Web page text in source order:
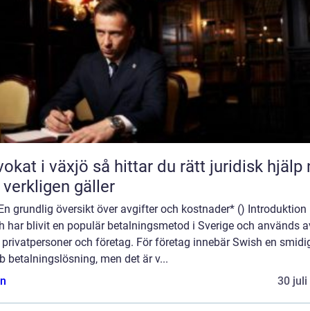
så hittar du rätt juridisk hjälp när
gäller
grundlig översikt över avgifter och kostnader* () Introduktion
har blivit en populär betalningsmetod i Sverige och används
och företag. För företag innebär Swish en
betalningslösning, men det är v...
30 juli